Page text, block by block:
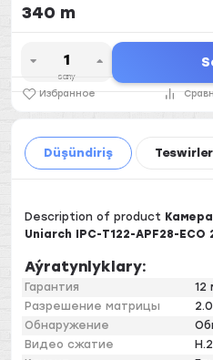
340 m
sany
Избранное
Düşündiriş Teswirler
Description of product
Uniarch IPC-T122-APF28-ECO
Aýratynlyklary:
Гарантия
12
Разрешение матрицы
Обнаружение
Видео сжатие